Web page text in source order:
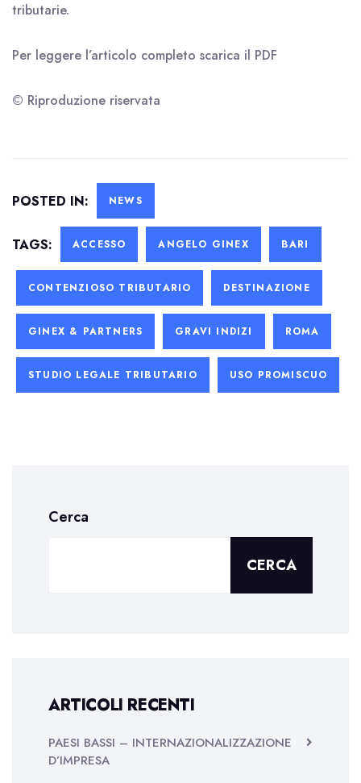
tributarie.
Per leggere l’articolo completo scarica il PDF
© Riproduzione riservata
POSTED IN: NEWS
TAGS: ACCESSO ANGELO GINEX BARI
CONTENZIOSO TRIBUTARIO DESTINAZIONE
GINEX & PARTNERS GRAVI INDIZI ROMA
STUDIO LEGALE TRIBUTARIO USO PROMISCUO
Cerca
CERCA
ARTICOLI RECENTI
PAESI BASSI – INTERNAZIONALIZZAZIONE
D’IMPRESA